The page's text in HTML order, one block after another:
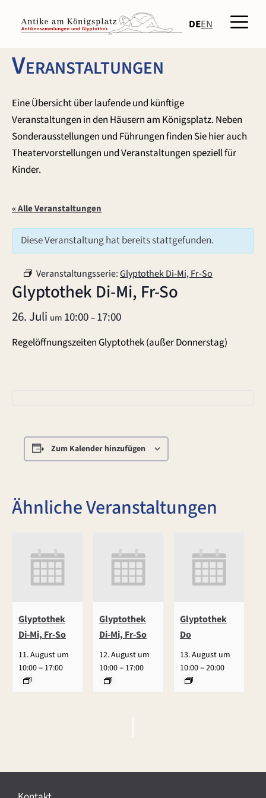
Inhalt
springen
DEEN
Veranstaltungen
Eine Übersicht über laufende und künftige
Veranstaltungen in den Häusern am Königsplatz. Neben
Sonderausstellungen und Führungen finden Sie hier auch
Theatervorstellungen und Veranstaltungen speziell für
Kinder.
« Alle Veranstaltungen
Diese Veranstaltung hat bereits stattgefunden.
Veranstaltungsserie:Glyptothek Di-Mi, Fr-So
Glyptothek Di-Mi, Fr-So
26. Juli um 10:00–17:00
Regelöffnungszeiten Glyptothek (außer Donnerstag)
Zum Kalender hinzufügen
Ähnliche Veranstaltungen
Glyptothek
Di-Mi, Fr-So
11. August um
10:00– 17:00
Glyptothek
Di-Mi, Fr-So
12. August um
10:00– 17:00
Glyptothek
Do
13. August um
10:00–20:00
e